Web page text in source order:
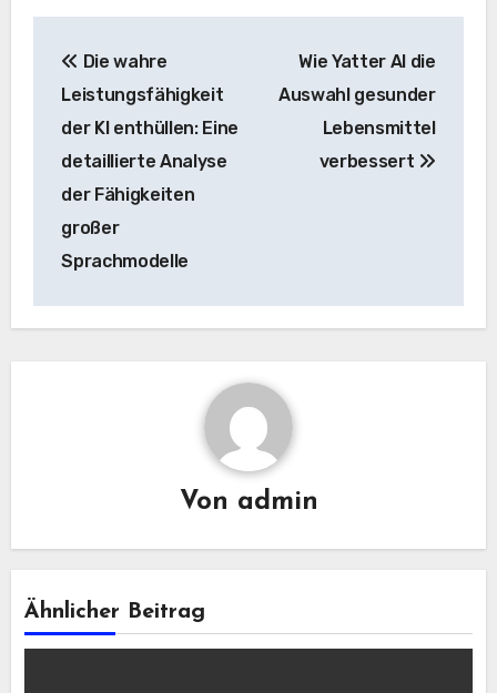
Navigation
Die wahre
Leistungsfähigkeit
der KI enthüllen: Eine
detaillierte Analyse
der Fähigkeiten
großer
Sprachmodelle
Wie Yatter AI die
Auswahl gesunder
Lebensmittel
verbessert
Von admin
Ähnlicher Beitrag